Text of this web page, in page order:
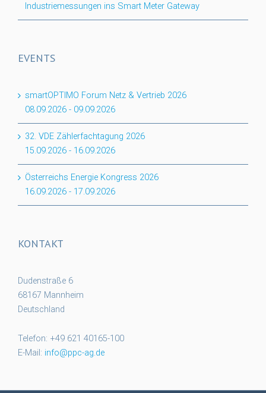
Industriemessungen ins Smart Meter Gateway
EVENTS
smartOPTIMO Forum Netz & Vertrieb 2026
08.09.2026 - 09.09.2026
32. VDE Zählerfachtagung 2026
15.09.2026 - 16.09.2026
Österreichs Energie Kongress 2026
16.09.2026 - 17.09.2026
KONTAKT
Dudenstraße 6
68167 Mannheim
Deutschland
Telefon: +49 621 40165-100
E-Mail: info@ppc-ag.de